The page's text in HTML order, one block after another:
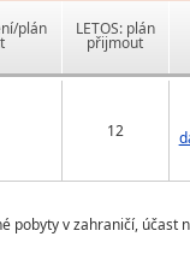
plán LETOS: plán
přijmout
12
pobyty v zahraničí, účast